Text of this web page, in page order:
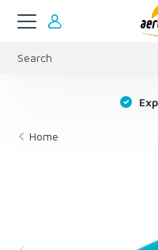
Home